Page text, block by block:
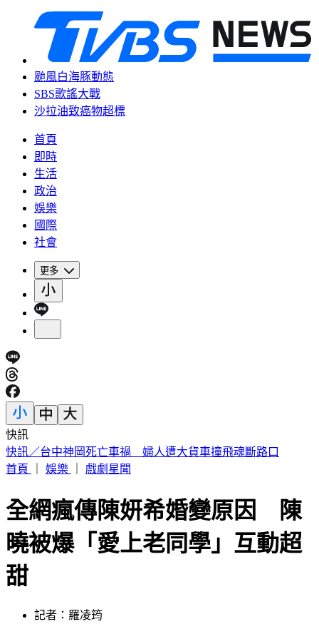
颱風白海豚動態
SBS歌謠大戰
沙拉油致癌物超標
首頁
即時
生活
政治
娛樂
國際
社會
更多
快訊
不受美股影響！台股開盤漲逾400點 台積電暫報2390元
首頁
娛樂 戲劇星聞
全網瘋傳陳妍希婚變原因 陳
曉被爆「愛上老同學」互動超
甜
記者：羅凌筠